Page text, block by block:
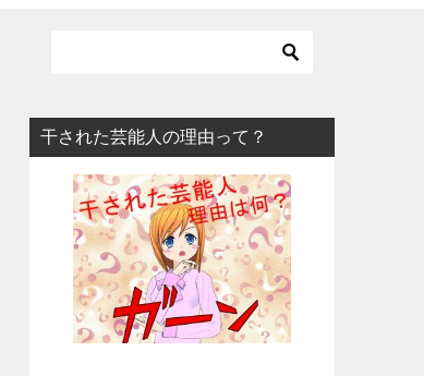
干された芸能人の理由って？